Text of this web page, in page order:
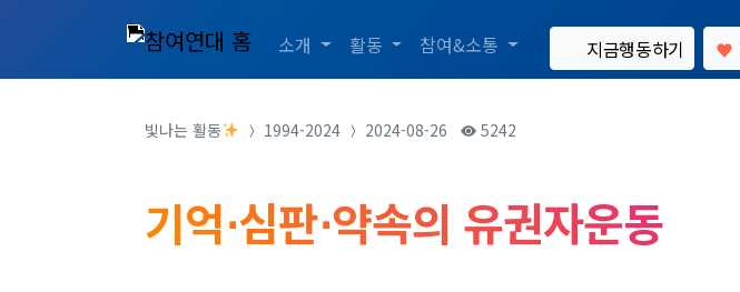
소개 활동 참여&소통 지금행동하기
빛나는 활동 1994-2024 2024-08-26 5242
기억⋅심판⋅약속의 유권자운동